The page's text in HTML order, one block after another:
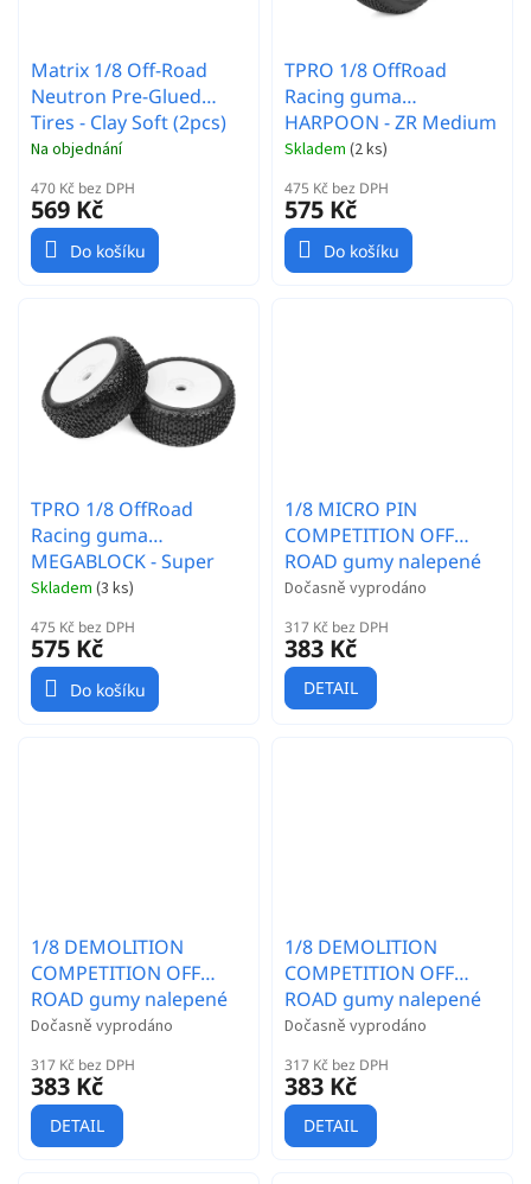
ů
Matrix 1/8 Off-Road
Neutron Pre-Glued
Tires - Clay Soft (2pcs)
Na objednání
470 Kč bez DPH
569 Kč
Do košíku
TPRO 1/8 OffRoad
Racing guma
HARPOON - ZR Medium
T2 směs 2 ks.
Skladem (2 ks)
475 Kč bez DPH
575 Kč
Do košíku
TPRO 1/8 OffRoad
Racing guma
MEGABLOCK - Super
Soft T4 směs 2 ks.
Skladem (3 ks)
475 Kč bez DPH
575 Kč
Do košíku
1/8 MICRO PIN
COMPETITION OFF
ROAD gumy nalepené
gumy, HYPER SOFT
Dočasně vyprodáno
317 Kč bez DPH
383 Kč
DETAIL
1/8 DEMOLITION
COMPETITION OFF
ROAD gumy nalepené
gumy, HYPER SOFT
Dočasně vyprodáno
317 Kč bez DPH
383 Kč
DETAIL
1/8 DEMOLITION
COMPETITION OFF
ROAD gumy nalepené
gumy, EX.SUP.S. směs,
Dočasně vyprodáno
317 Kč bez DPH
383 Kč
DETAIL